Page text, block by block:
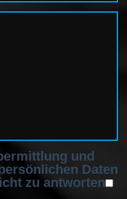
und
Daten
zu antworten